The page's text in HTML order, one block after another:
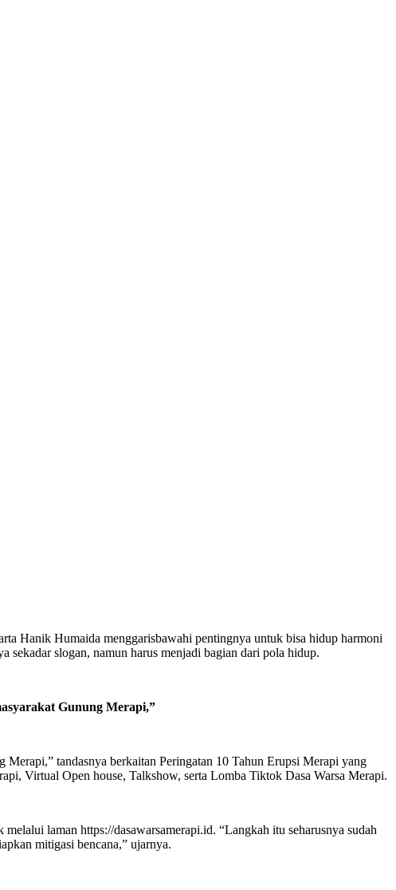
Hanik Humaida menggarisbawahi pentingnya untuk bisa hidup harmoni
sekadar slogan, namun harus menjadi bagian dari pola hidup.
Gunung Merapi,”
tandasnya berkaitan Peringatan 10 Tahun Erupsi Merapi yang
Virtual Open house, Talkshow, serta Lomba Tiktok Dasa Warsa Merapi.
laman https://dasawarsamerapi.id. “Langkah itu seharusnya sudah
mitigasi bencana,” ujarnya.